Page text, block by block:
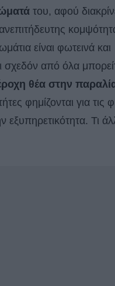
του, αφού
είναι φωτεινά και
σχεδόν από όλα
θέα στην
φημίζονται για τις
εξυπηρετικότητα. Τι